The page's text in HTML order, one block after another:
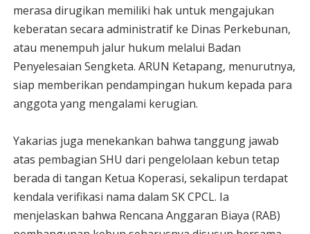
merasa dirugikan memiliki hak untuk mengajukan
keberatan secara administratif ke Dinas Perkebunan,
atau menempuh jalur hukum melalui Badan
Penyelesaian Sengketa. ARUN Ketapang, menurutnya,
siap memberikan pendampingan hukum kepada para
anggota yang mengalami kerugian.
Yakarias juga menekankan bahwa tanggung jawab
atas pembagian SHU dari pengelolaan kebun tetap
berada di tangan Ketua Koperasi, sekalipun terdapat
kendala verifikasi nama dalam SK CPCL. Ia
menjelaskan bahwa Rencana Anggaran Biaya (RAB)